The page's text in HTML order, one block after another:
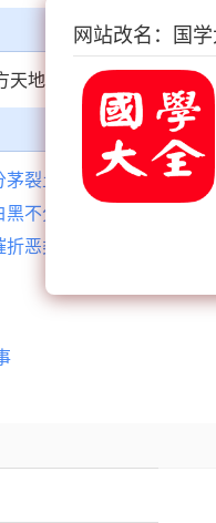
天地设位之初，～，以戴
裂土 分情破爱 分别部
黑不分
恶类
网站改名：国